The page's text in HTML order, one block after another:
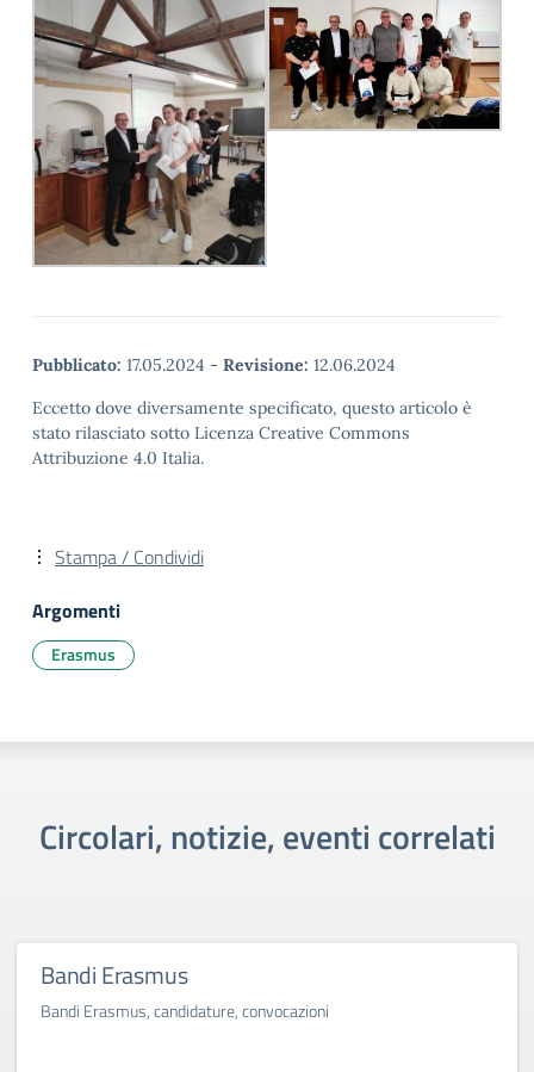
Pubblicato: 17.05.2024 - Revisione: 12.06.2024
Eccetto dove diversamente specificato, questo articolo è
stato rilasciato sotto Licenza Creative Commons
Attribuzione 4.0 Italia.
Stampa / Condividi
Argomenti
Erasmus
Circolari, notizie, eventi correlati
Bandi Erasmus
Bandi Erasmus, candidature, convocazioni